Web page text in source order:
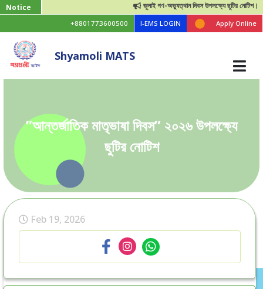
Notice জুলাই গণ-অভ্যুত্থান দিবস উপলক্ষ্যে ছুটির নোটিশ।
+8801773600500 I-EMS LOGIN Apply Online
Shyamoli MATS
”আন্তর্জাতিক মাতৃভাষা দিবস” ২০২৬ উপলক্ষ্যে
ছুটির নোটিশ
Feb 19, 2026